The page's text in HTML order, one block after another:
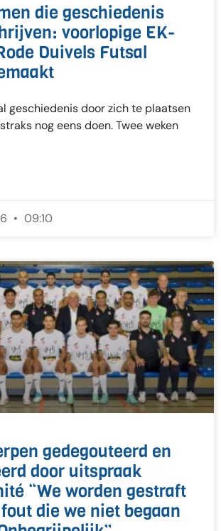
die geschiedenis
voorlopige EK-
Duivels Futsal
geschiedenis door zich te plaatsen
nog eens doen. Twee weken
09:10
gedegouteerd en
door uitspraak
“We worden gestraft
die we niet begaan